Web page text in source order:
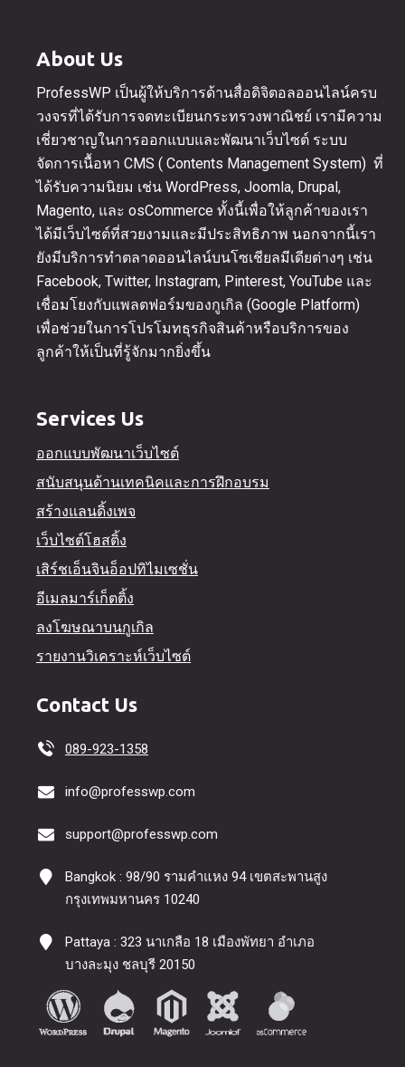
About Us
ProfessWP เป็นผู้ให้บริการด้านสื่อดิจิตอลออนไลน์ครบ
วงจรที่ได้รับการจดทะเบียนกระทรวงพาณิชย์ เรามีความ
เชี่ยวชาญในการออกแบบและพัฒนาเว็บไซต์ ระบบ
จัดการเนื้อหา CMS ( Contents Management System) ที่
ได้รับความนิยม เช่น WordPress, Joomla, Drupal,
Magento, และ osCommerce ทั้งนี้เพื่อให้ลูกค้าของเรา
ได้มีเว็บไซต์ที่สวยงามและมีประสิทธิภาพ นอกจากนี้เรา
ยังมีบริการทำตลาดออนไลน์บนโซเชียลมีเดียต่างๆ เช่น
Facebook, Twitter, Instagram, Pinterest, YouTube และ
เชื่อมโยงกับแพลตฟอร์มของกูเกิล (Google Platform)
เพื่อช่วยในการโปรโมทธุรกิจสินค้าหรือบริการของ
ลูกค้าให้เป็นที่รู้จักมากยิ่งขึ้น
Services Us
ออกแบบพัฒนาเว็บไซต์
สนับสนุนด้านเทคนิคและการฝึกอบรม
สร้างแลนดิ้งเพจ
เว็บไซต์โฮสติ้ง
เสิร์ชเอ็นจินอ็อปทิไมเซชั่น
อีเมลมาร์เก็ตติ้ง
ลงโฆษณาบนกูเกิล
รายงานวิเคราะห์เว็บไซต์
Contact Us
089-923-1358
info@professwp.com
support@professwp.com
Bangkok : 98/90 รามคำแหง 94 เขตสะพานสูง
กรุงเทพมหานคร 10240
Pattaya : 323 นาเกลือ 18 เมืองพัทยา อำเภอ
บางละมุง ชลบุรี 20150